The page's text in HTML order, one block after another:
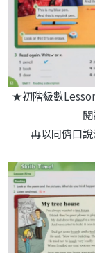
★初階級數
再以同儕口